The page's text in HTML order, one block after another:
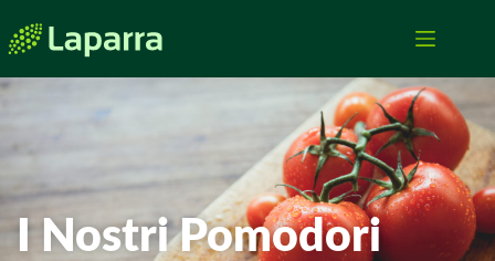
I Nostri Pomodori